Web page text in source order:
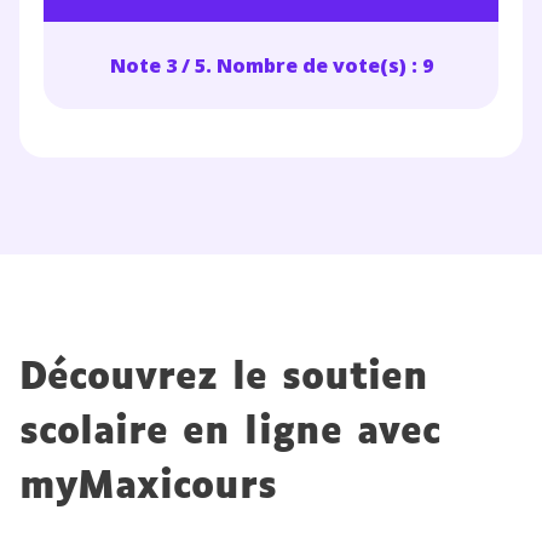
Note 3 / 5. Nombre de vote(s) : 9
Découvrez le soutien
scolaire en ligne avec
myMaxicours